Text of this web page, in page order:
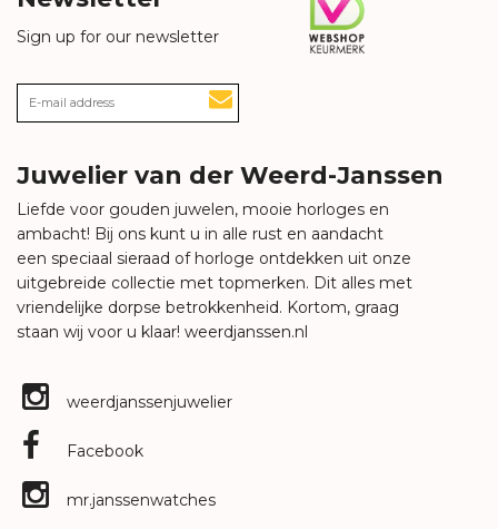
Sign up for our newsletter
Juwelier van der Weerd-Janssen
Liefde voor gouden juwelen, mooie horloges en
ambacht! Bij ons kunt u in alle rust en aandacht
een speciaal sieraad of horloge ontdekken uit onze
uitgebreide collectie met topmerken. Dit alles met
vriendelijke dorpse betrokkenheid. Kortom, graag
staan wij voor u klaar! weerdjanssen.nl
weerdjanssenjuwelier
Facebook
mr.janssenwatches